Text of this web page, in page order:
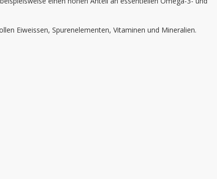
Eiweissen, Spurenelementen, Vitaminen und Mineralien.